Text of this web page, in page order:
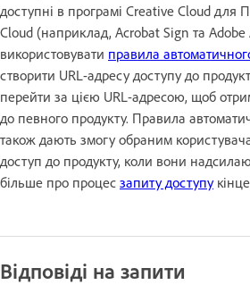
доступні в програмі Creative Cloud для
Cloud (наприклад, Acrobat Sign та
використовувати правила
створити URL-адресу доступу до
перейти за цією URL-адресою, щоб
до певного продукту. Правила
також дають змогу обраним
доступ до продукту, коли вони
більше про процес запиту доступу
Відповіді на запити